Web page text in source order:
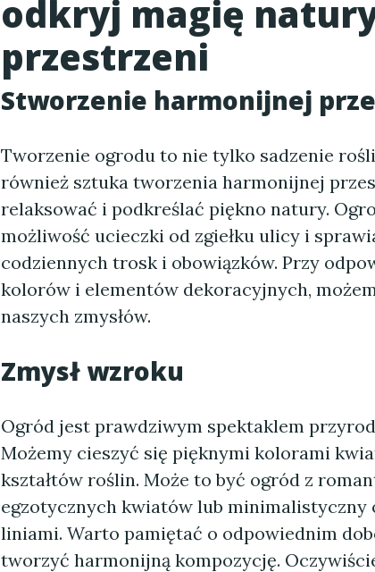
odkryj magię
przestrzeni
Stworzenie harmonijnej
Tworzenie ogrodu to nie tylko sadzenie
również sztuka tworzenia harmonijnej
relaksować i podkreślać piękno natury.
możliwość ucieczki od zgiełku ulicy i
codziennych trosk i obowiązków. Przy
kolorów i elementów dekoracyjnych,
naszych zmysłów.
Zmysł wzroku
Ogród jest prawdziwym spektaklem
Możemy cieszyć się pięknymi kolorami
kształtów roślin. Może to być ogród z
egzotycznych kwiatów lub minimalistyczny
liniami. Warto pamiętać o odpowiednim
tworzyć harmonijną kompozycję.